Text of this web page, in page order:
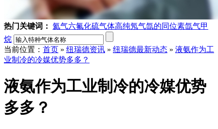
热门关键词： 氦气六氟化硫气体高纯氖气氙的同位素氙气甲
烷
当前位置： 首页 » 纽瑞德资讯 » 纽瑞德最新动态 » 液氨作为工
业制冷的冷媒优势多多？
液氨作为工业制冷的冷媒优势
多多？